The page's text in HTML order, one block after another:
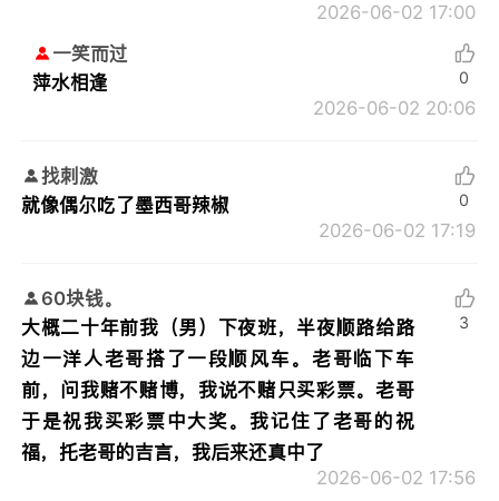
2026-06-02 17:00
一笑而过
萍水相逢
2026-06-02 20:06
0
找刺激
就像偶尔吃了墨西哥辣椒
2026-06-02 17:19
0
60块钱。
大概二十年前我（男）下夜班，半夜顺路给路
边一洋人老哥搭了一段顺风车。老哥临下车
前，问我赌不赌博，我说不赌只买彩票。老哥
于是祝我买彩票中大奖。我记住了老哥的祝
福，托老哥的吉言，我后来还真中了
2026-06-02 17:56
3